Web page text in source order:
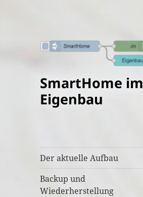
SmartHome im
Eigenbau
Der aktuelle Aufbau
Backup und
Wiederherstellung